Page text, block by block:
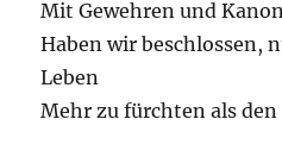
Mit Gewehren und
Haben wir beschlossen,
Leben
Mehr zu fürchten als den